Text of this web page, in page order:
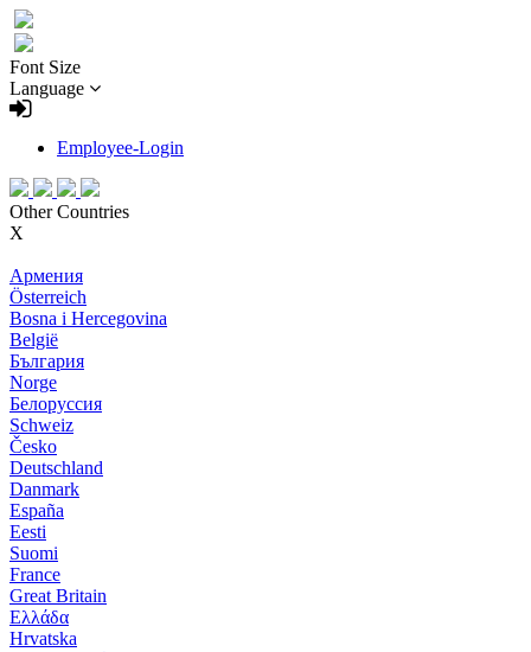
Font Size
Language
Employee-Login
Other Countries
X
Армения
Österreich
Bosna i Hercegovina
België
България
Norge
Белоруссия
Schweiz
Česko
Deutschland
Danmark
España
Eesti
Suomi
France
Great Britain
Ελλάδα
Hrvatska